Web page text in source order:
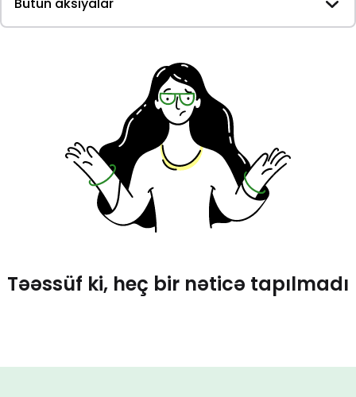
Təəssüf ki, heç bir nəticə tapılmadı